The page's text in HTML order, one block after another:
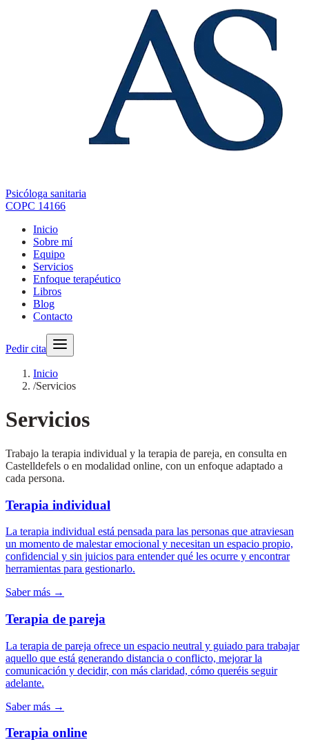
Psicóloga sanitaria
COPC 14166
Inicio
Sobre mí
Equipo
Servicios
Enfoque terapéutico
Libros
Blog
Contacto
Pedir cita
Inicio
/Servicios
Servicios
Trabajo la terapia individual y la terapia de pareja, en consulta en
Castelldefels o en modalidad online, con un enfoque adaptado a
cada persona.
Terapia individual
La terapia individual está pensada para las personas que atraviesan
un momento de malestar emocional y necesitan un espacio propio,
confidencial y sin juicios para entender qué les ocurre y encontrar
herramientas para gestionarlo.
Saber más →
Terapia de pareja
La terapia de pareja ofrece un espacio neutral y guiado para trabajar
aquello que está generando distancia o conflicto, mejorar la
comunicación y decidir, con más claridad, cómo queréis seguir
adelante.
Saber más →
Terapia online